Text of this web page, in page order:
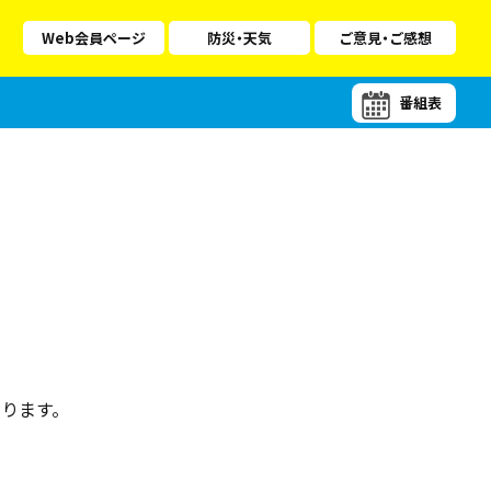
Web会員ページ 防災・天気 ご意見・ご感想
番組表
ます。